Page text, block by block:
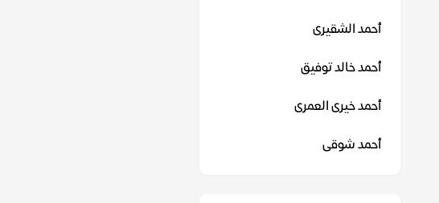
أحمد الشقيرى
أحمد خالد توفيق
أحمد خيرى العمرى
أحمد شوقى